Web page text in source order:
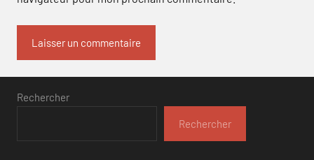
Rechercher
Rechercher